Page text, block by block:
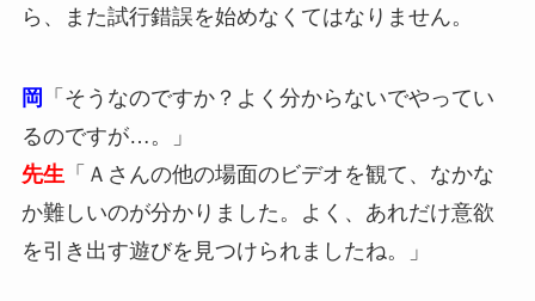
ら、また試行錯誤を始めなくてはなりません。
岡
「そうなのですか？よく分からないでやってい
るのですが…。」
先生「Ａさんの他の場面のビデオを観て、なかな
か難しいのが分かりました。よく、あれだけ意欲
を引き出す遊びを見つけられましたね。」